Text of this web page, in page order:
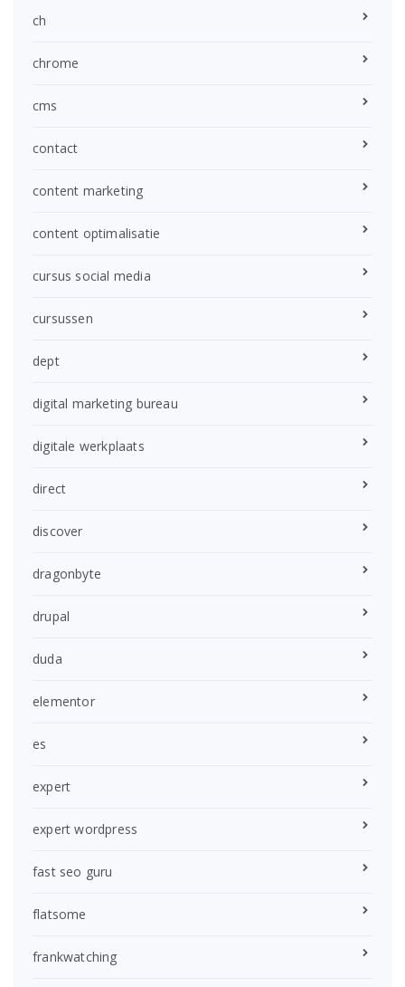
ch
chrome
cms
contact
content marketing
content optimalisatie
cursus social media
cursussen
dept
digital marketing bureau
digitale werkplaats
direct
discover
dragonbyte
drupal
duda
elementor
es
expert
expert wordpress
fast seo guru
flatsome
frankwatching